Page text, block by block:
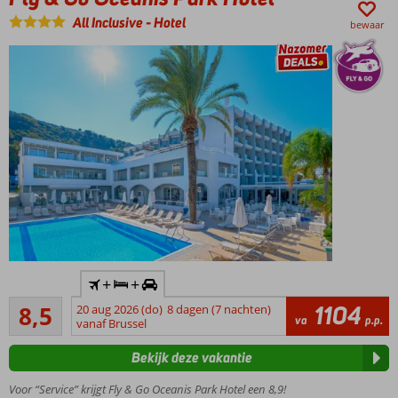
Verblijf All Inclusive-Hotel bewaar
Nabij
het
strand
centrum
8,5
Aanrader
787
beoordelingen
+ +
20 aug 2026 (do) 8 dagen (7 nachten)
vanaf Brussel
va 1104 p.p.
Voor “Service” krijgt Fly & Go Oceanis Park Hotel een 8,9!
Bekijk deze vakantie